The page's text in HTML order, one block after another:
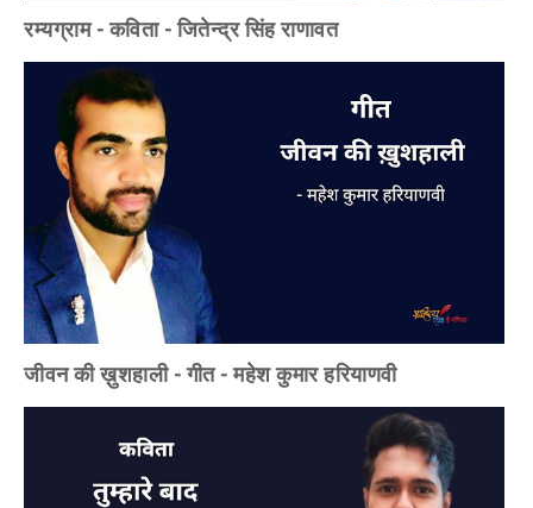
रम्यग्राम - कविता - जितेन्द्र सिंह राणावत
जीवन की ख़ुशहाली - गीत - महेश कुमार हरियाणवी